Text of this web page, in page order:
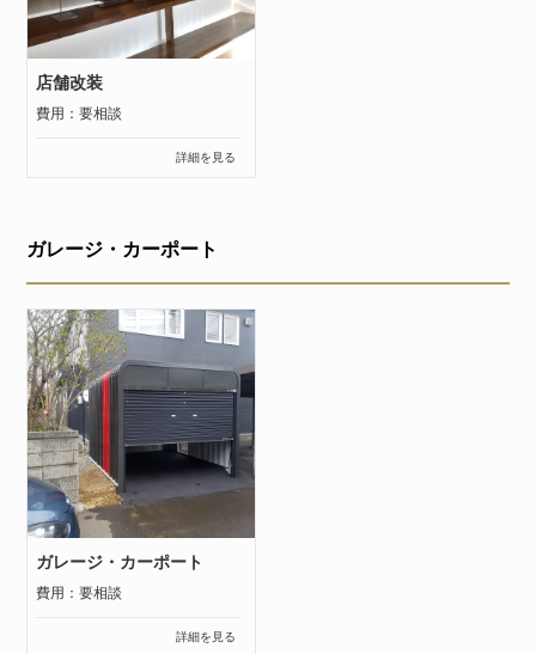
店舗改装
費用：要相談
詳細を見る
ガレージ・カーポート
ガレージ・カーポート
費用：要相談
詳細を見る